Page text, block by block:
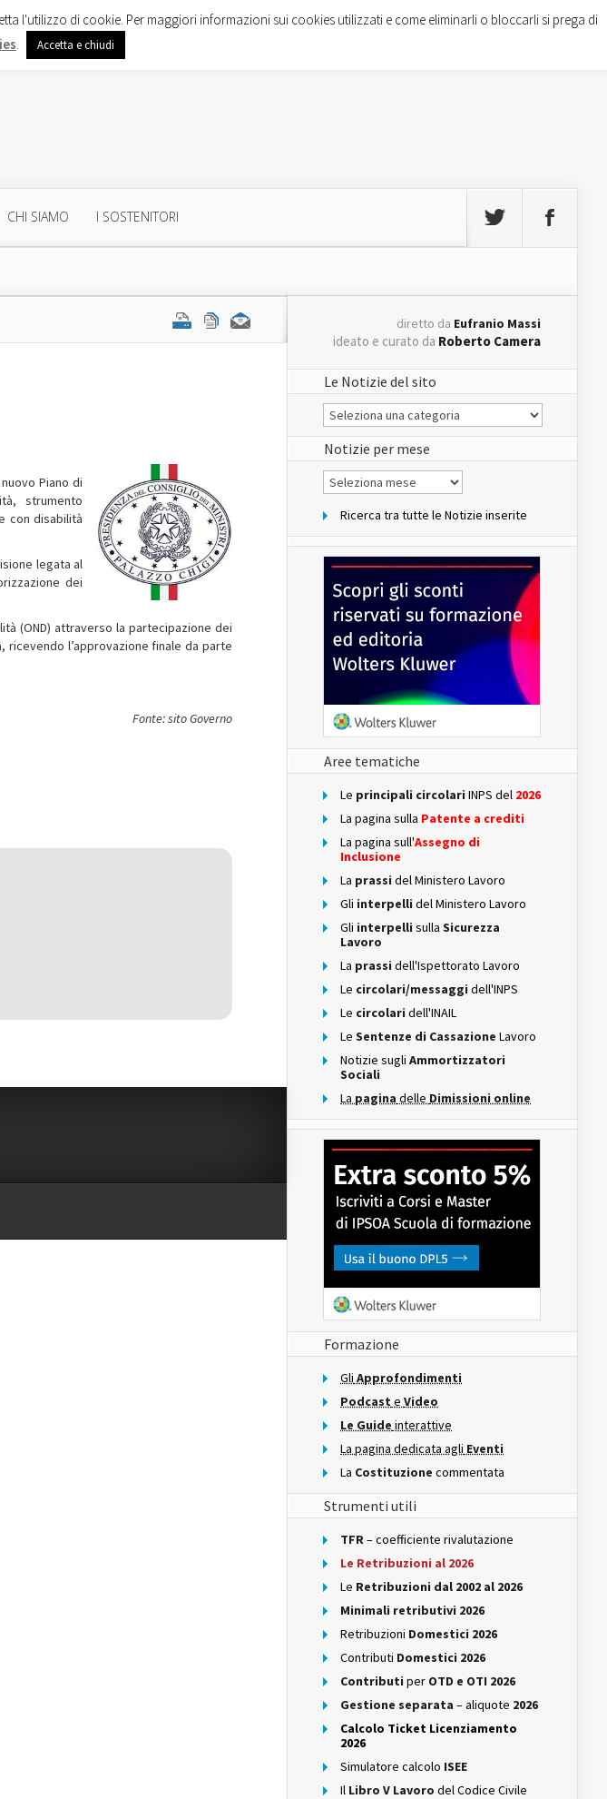
CHI SIAMO I SOSTENITORI
Piano di
strumento
con disabilità
legata al
dei
(OND) attraverso la partecipazione dei
l’approvazione finale da parte
Fonte: sito Governo
diretto da Eufranio Massi
ideato e curato da Roberto Camera
Le Notizie del sito
Le
Notizie
del
sito
Notizie per mese
Notizie
per
Ricerca tra tutte le Notizie inserite
Aree tematiche
Le principali circolari INPS del 2026
La pagina sulla Patente a crediti
La pagina sull'Assegno di
Inclusione
La prassi del Ministero Lavoro
Gli interpelli del Ministero Lavoro
Gli interpelli sulla Sicurezza
Lavoro
La prassi dell'Ispettorato Lavoro
Le circolari/messaggi dell'INPS
Le circolari dell'INAIL
Le Sentenze di Cassazione Lavoro
Notizie sugli Ammortizzatori
Sociali
La pagina delle Dimissioni online
Formazione
Gli Approfondimenti
Podcast e Video
Le Guide interattive
La pagina dedicata agli Eventi
La Costituzione commentata
Strumenti utili
TFR– coefficiente rivalutazione
Le Retribuzioni al 2026
Le Retribuzioni dal 2002 al 2026
Minimali retributivi 2026
Retribuzioni Domestici 2026
Contributi Domestici 2026
Contributi per OTD e OTI 2026
Gestione separata – aliquote 2026
Calcolo Ticket Licenziamento
2026
Simulatore calcolo ISEE
Il Libro V Lavoro del Codice Civile
l'utilizzo di cookie. Per maggiori informazioni sui cookies utilizzati e come eliminarli o bloccarli si prega di
. Accetta e chiudi